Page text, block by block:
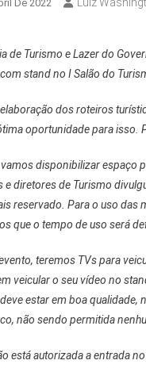
De 2022
de Turismo e Lazer do
stand no I Salão do
dos roteiros
oportunidade para isso.
disponibilizar espaço
e diretores de Turismo
reservado. Para o uso das
que o tempo de uso será
teremos TVs para
veicular o seu vídeo no
estar em boa
não sendo permitida
está autorizada a entrada